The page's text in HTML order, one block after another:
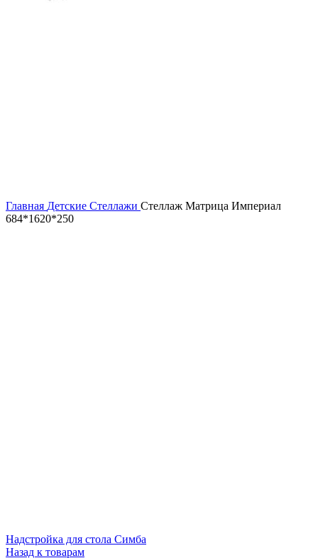
Главная Детские Стеллажи Стеллаж Матрица Империал
684*1620*250
Надстройка для стола Симба
Назад к товарам